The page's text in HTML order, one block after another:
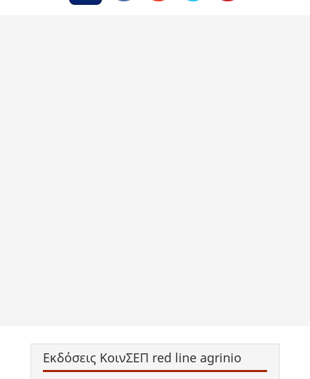
Εκδόσεις ΚοινΣΕΠ red line agrinio